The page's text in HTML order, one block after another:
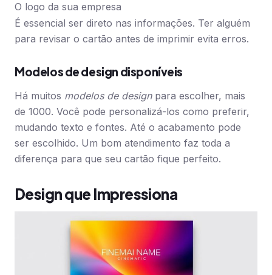
O logo da sua empresa
É essencial ser direto nas informações. Ter alguém
para revisar o cartão antes de imprimir evita erros.
Modelos de design disponíveis
Há muitos modelos de designpara escolher, mais
de 1000. Você pode personalizá-los como preferir,
mudando texto e fontes. Até o acabamento pode
ser escolhido. Um bom atendimento faz toda a
diferença para que seu cartão fique perfeito.
Design que Impressiona